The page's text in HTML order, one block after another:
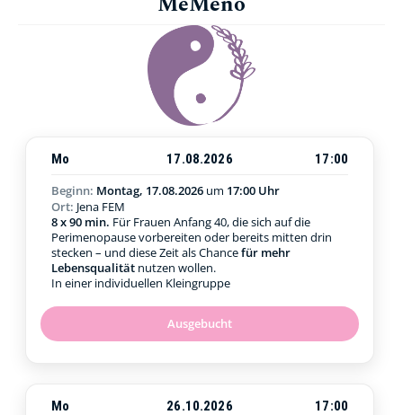
Ausgebucht
Mo 17.08.2026
17:00
Beginn: Montag, 17.08.2026 um 17:00 Uhr
Ort: Jena FEM
8 x 90 min. Für Frauen Anfang 40, die sich auf die
Perimenopause vorbereiten oder bereits mitten drin
stecken – und diese Zeit als Chancefür mehr
Lebensqualität nutzen wollen.
In einer individuellen Kleingruppe
Mo 26.10.2026
17:00